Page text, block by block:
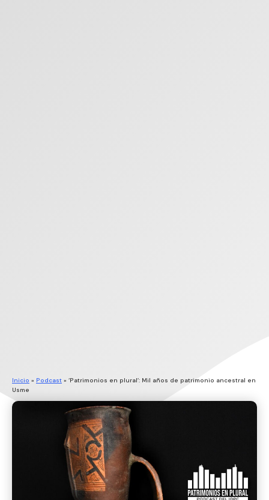
Inicio » Podcast » ‘Patrimonios en plural’: Mil años de patrimonio ancestral en
Usme